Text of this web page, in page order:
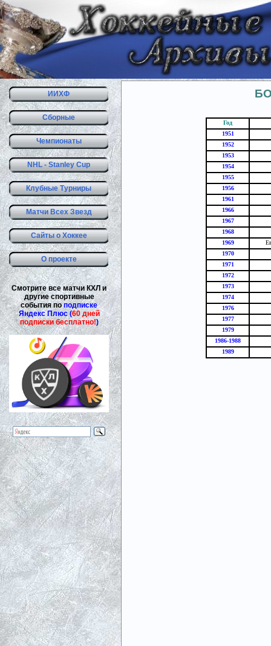
ИИХФ
Сборные
Чемпионаты
NHL - Stanley Cup
Клубные Турниры
Матчи Всех Звезд
Сайты о Хоккее
О проекте
Смотрите все матчи КХЛ и
другие спортивные
события поподписке
Яндекс Плюс (60 дней
подписки бесплатно!)
Год
1951
1952
1953
1954
1955
1956
1961
1966
1967
1968
1969
1970
1971
1972
1973
1974
1976
1977
1979
1986-1988
1989